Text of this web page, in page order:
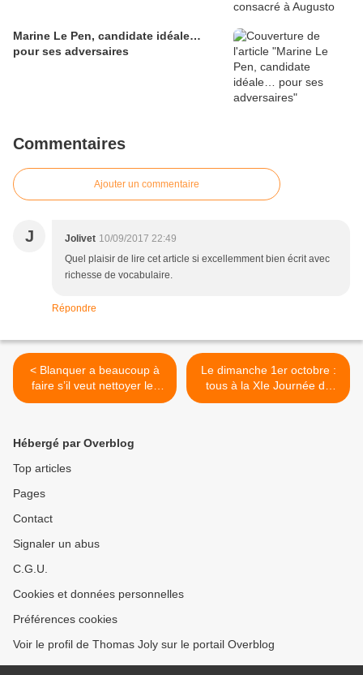
Marine Le Pen, candidate idéale…
pour ses adversaires
Commentaires
Ajouter un commentaire
J Jolivet 10/09/2017 22:49
Quel plaisir de lire cet article si excellemment bien écrit avec
richesse de vocabulaire.
Répondre
< Blanquer a beaucoup à
faire s’il veut nettoyer les
écuries d’Augias !
Le dimanche 1er octobre :
tous à la XIe Journée de
Synthèse Nationale ! >
Hébergé par Overblog
Top articles
Pages
Contact
Signaler un abus
C.G.U.
Cookies et données personnelles
Préférences cookies
Voir le profil de Thomas Joly sur le portail Overblog